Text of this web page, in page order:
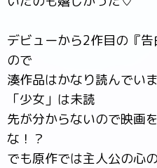
デビューから2作目の『
ので
湊作品はかなり読んでい
「少女」は未読
先が分からないので映画
な！？
でも原作では主人公の心